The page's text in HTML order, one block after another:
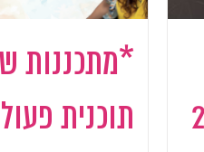
22
*מתכננות
תוכנית